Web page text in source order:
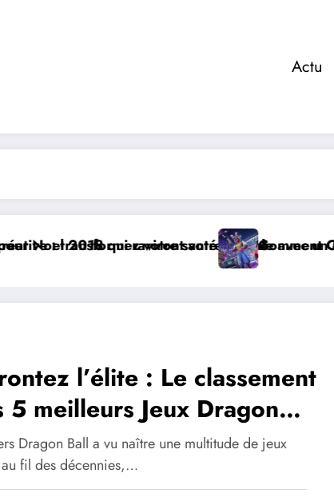
Actu
avec un Modèle Pokémon Pikachu Papercraft
Comment Connaître la Valeur de votre Casier
l’élite : Le classement
5 meilleurs Jeux Dragon
Z par leurs adversaires
Dragon Ball a vu naître une multitude de jeux
fil des décennies,…